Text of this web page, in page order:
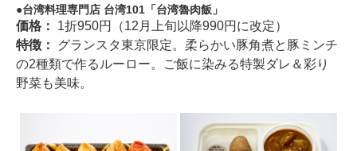
台湾料理専門店 台湾101「台湾魯肉飯」
価格： 1折950円（12月上旬以降990円に改定）
特徴： グランスタ東京限定。柔らかい豚角煮と豚ミンチ
の2種類で作るルーロー。ご飯に染みる特製ダレ＆彩り
野菜も美味。